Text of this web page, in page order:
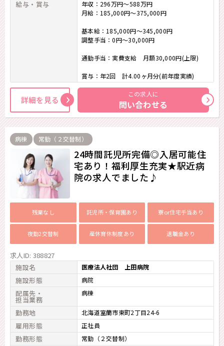
給与・賞与
年収：296万円～588万円
月給：185,000円～375,000円
基本給：185,000円～345,000円
調整手当：0円～30,000円
通勤手当：実費支給 月額30,000円(上限)
賞与：年2回 計4.00ヶ月分(前年度実績)
詳細を見る
この求人に
問い合わせる
病棟 常勤（２交替制）
24時間託児所完備◎入居可能住
宅あり！福利厚生充実★駅近病
院の求人でました♪
残業なし 託児所・保育園あり 寮or住宅手当あり
夜勤2交替制 産休育休制度あり 退職金あり
求人ID: 388827
施設名
医療法人社団 上田病院
施設形態 病院
配属先・
担当業務
病棟
勤務地 北海道室蘭市東町2丁目24-6
雇用形態 正社員
勤務形態 常勤（２交替制）